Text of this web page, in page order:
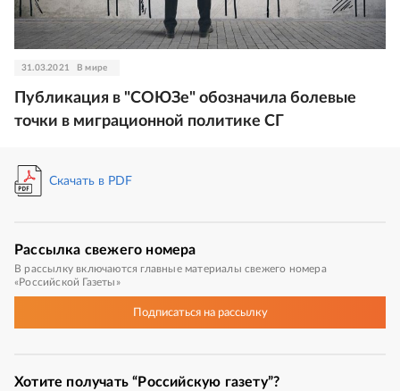
31.03.2021 В мире
Публикация в "СОЮЗе" обозначила болевые
точки в миграционной политике СГ
Скачать в PDF
Рассылка свежего номера
В рассылку включаются главные материалы свежего номера
«Российской Газеты»
Подписатьсяна рассылку
Хотите получать “Российскую газету”?